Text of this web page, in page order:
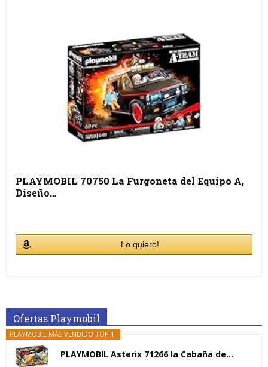
PLAYMOBIL 70750 La Furgoneta del Equipo A,
Diseño…
Lo quiero!
Ofertas Playmobil
PLAYMOBIL MÁS VENDIDO TOP 1
PLAYMOBIL Asterix 71266 la Cabaña de...